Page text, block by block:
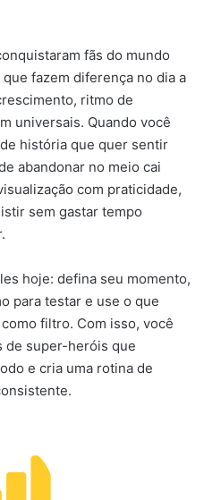
fãs do mundo
fazem diferença no dia a
ritmo de
universais. Quando você
história que quer sentir
abandonar no meio cai
com praticidade,
sem gastar tempo
hoje: defina seu momento,
para testar e use o que
filtro. Com isso, você
de super-heróis que
e cria uma rotina de